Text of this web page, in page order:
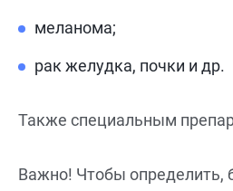
меланома;
рак желудка, почки и др.
Также специальным
Важно! Чтобы определить,